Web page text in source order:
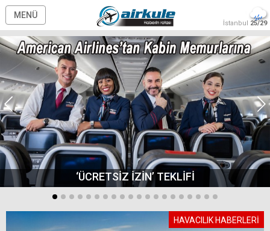
MENÜ
İstanbul 25/29
‘ÜCRETSİZ İZİN’ TEKLİFİ
HAVACILIK HABERLERİ